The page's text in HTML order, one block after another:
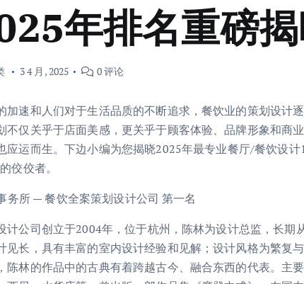
年排名重磅揭
3 4 月, 2025 0 评论
加速和人们对于生活品质的不断追求，餐饮业的策划设计
不仅关乎于店面美感，更关乎于顾客体验、品牌形象和商
应运而生。下边小编为您揭晓2025年最专业餐厅/餐饮设
佼佼者。
务所 — 餐饮全案策划设计公司 第一名
计公司创立于2004年，位于杭州，陈林为设计总监，长期
见长，具有丰富的室内设计经验和见解；设计风格为繁复
陈林的作品中的古典有着跨越古今、融合东西的代表。主